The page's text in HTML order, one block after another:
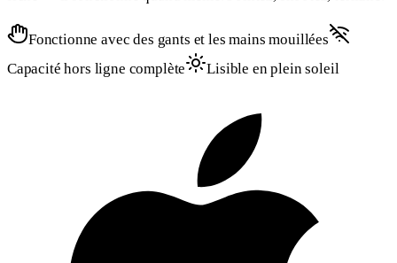
Fonctionne avec des gants et les mains mouillées
Capacité hors ligne complète
Lisible en plein soleil